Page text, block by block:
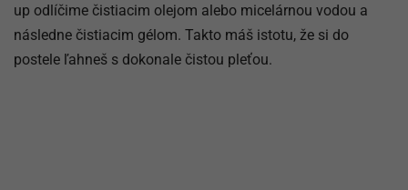
up odlíčime čistiacim olejom alebo micelárnou vodou a
následne čistiacim gélom. Takto máš istotu, že si do
postele ľahneš s dokonale čistou pleťou.